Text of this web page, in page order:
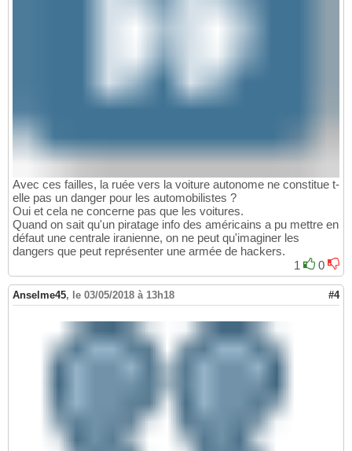
Avec ces failles, la ruée vers la voiture autonome ne constitue t-
elle pas un danger pour les automobilistes ?
Oui et cela ne concerne pas que les voitures.
Quand on sait qu'un piratage info des américains a pu mettre en
défaut une centrale iranienne, on ne peut qu'imaginer les
dangers que peut représenter une armée de hackers.
1
0
Anselme45, le 03/05/2018 à 13h18 #4